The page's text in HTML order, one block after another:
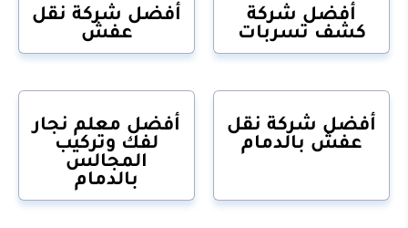
أفضل شركة
كشف تسربات
أفضل شركة نقل
عفش
أفضل شركة نقل
عفش بالدمام
أفضل معلم نجار
لفك وتركيب
المجالس
بالدمام